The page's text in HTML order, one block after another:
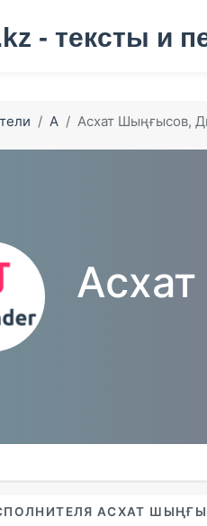
А Асхат Шыңғысов,
АСХАТ